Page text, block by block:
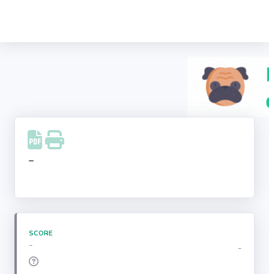
Facebook
Instagram
-
SCORE
- -